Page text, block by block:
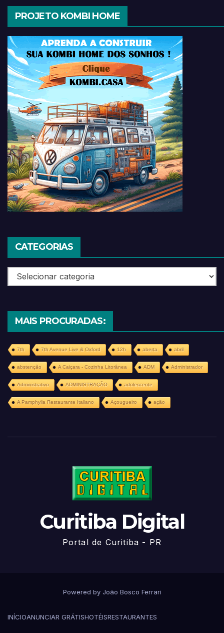
PROJETO KOMBI HOME
CATEGORIAS
Categorias
MAIS PROCURADAS:
7th 7th Avenue Live & Oxford 12h aberta abril
abstenção A Caiçara - Cozinha Litorânea ADM Administrador
Administrativo ADMINISTRAÇÃO adolescente
A Pamphylia Restaurante Italiano Açougueiro ação
Curitiba Digital
Portal de Curitiba - PR
Powered by João Bosco Ferrari
INÍCIOANUNCIAR GRÁTISHOTÉISRESTAURANTES